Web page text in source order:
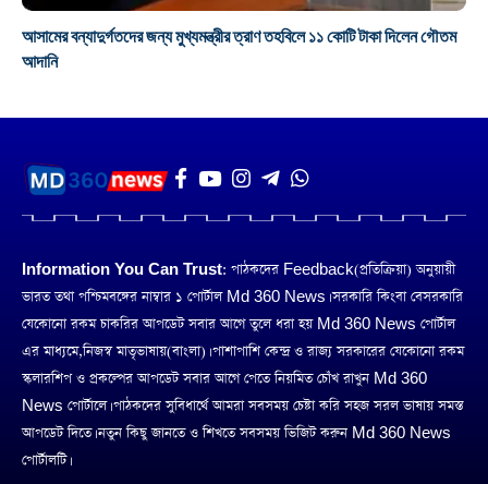
আসামের বন্যাদুর্গতদের জন্য মুখ্যমন্ত্রীর ত্রাণ তহবিলে ১১ কোটি টাকা দিলেন গৌতম
আদানি
Information You Can Trust: পাঠকদের Feedback(প্রতিক্রিয়া) অনুয়ায়ী
ভারত তথা পশ্চিমবঙ্গের নাম্বার ১ পোর্টাল Md 360 News। সরকারি কিংবা বেসরকারি
যেকোনো রকম চাকরির আপডেট সবার আগে তুলে ধরা হয় Md 360 News পোর্টাল
এর মাধ্যমে,নিজস্ব মাতৃভাষায়(বাংলা)। পাশাপাশি কেন্দ্র ও রাজ্য সরকারের যেকোনো রকম
স্কলারশিপ ও প্রকল্পের আপডেট সবার আগে পেতে নিয়মিত চোঁখ রাখুন Md 360
News পোর্টালে। পাঠকদের সুবিধার্থে আমরা সবসময় চেষ্টা করি সহজ সরল ভাষায় সমস্ত
আপডেট দিতে। নতুন কিছু জানতে ও শিখতে সবসময় ভিজিট করুন Md 360 News
পোর্টালটি।